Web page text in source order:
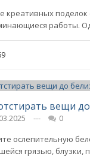
креативных
работы.
вещи
---
0
ослепительную
грязью, блузки,